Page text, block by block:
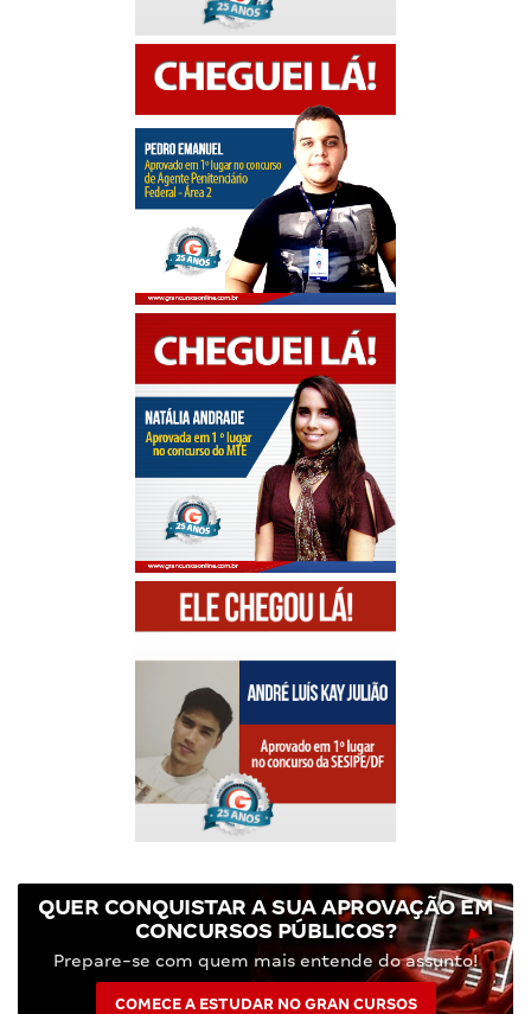
QUER CONQUISTAR A SUA APROVAÇÃO EM
CONCURSOS PÚBLICOS?
Prepare-se com quem mais entende do assunto!
COMECE A ESTUDAR NO GRAN CURSOS